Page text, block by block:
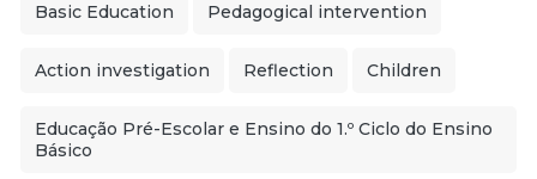
Basic Education Pedagogical intervention
Action investigation Reflection Children
Educação Pré-Escolar e Ensino do 1.º Ciclo do Ensino
Básico